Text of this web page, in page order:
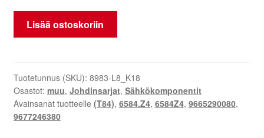
PDC
johtosarja
3008
9665290080
9677246380
6584Z4
Lisää ostoskoriin
Tuotetunnus (SKU): 8983-L8_K18
Osastot: muu, Johdinsarjat, Sähkökomponentit
Avainsanat tuotteelle (T84), 6584.Z4, 6584Z4, 9665290080,
9677246380